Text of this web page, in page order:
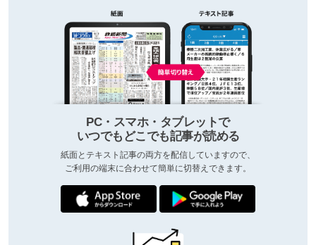
PC・スマホ・タブレットで
いつでもどこでも記事が読める
紙面とテキスト記事の両方を配信していますので、
ご利用の端末に合わせて簡単に切替えできます。